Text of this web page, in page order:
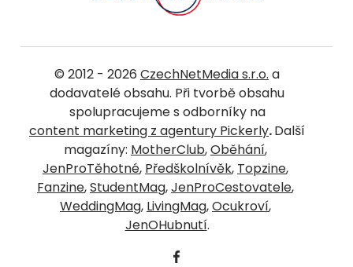
© 2012 - 2026 CzechNetMedia s.r.o. a
dodavatelé obsahu. Při tvorbě obsahu
spolupracujeme s odborníky na
content marketing z agentury Pickerly.Další
magazíny: MotherClub,Oběhání,
JenProTěhotné, Předškolnívěk, Topzine,
Fanzine,StudentMag,JenProCestovatele,
WeddingMag, LivingMag,Ocukroví,
JenOHubnutí.